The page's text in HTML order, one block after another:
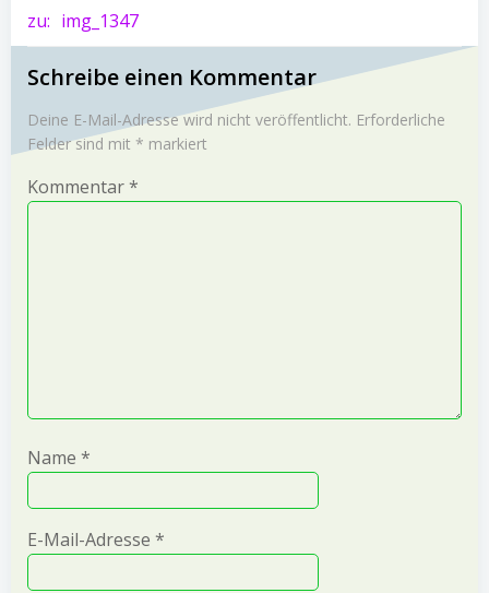
Post
navigation
zu: img_1347
Schreibe einen Kommentar
Deine E-Mail-Adresse wird nicht veröffentlicht. Erforderliche
Felder sind mit * markiert
Kommentar*
Name *
E-Mail-Adresse *